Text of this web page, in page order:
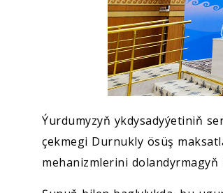
Ýurdumyzyň ykdysadyýetiniň
çekmegi Durnukly ösüş
mehanizmlerini